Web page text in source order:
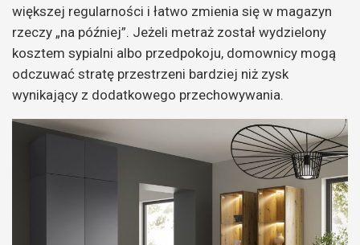
większej regularności i łatwo zmienia się w magazyn
rzeczy „na później”. Jeżeli metraż został wydzielony
kosztem sypialni albo przedpokoju, domownicy mogą
odczuwać stratę przestrzeni bardziej niż zysk
wynikający z dodatkowego przechowywania.